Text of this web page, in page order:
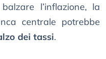
l’inflazione, la
centrale potrebbe
dei tassi.